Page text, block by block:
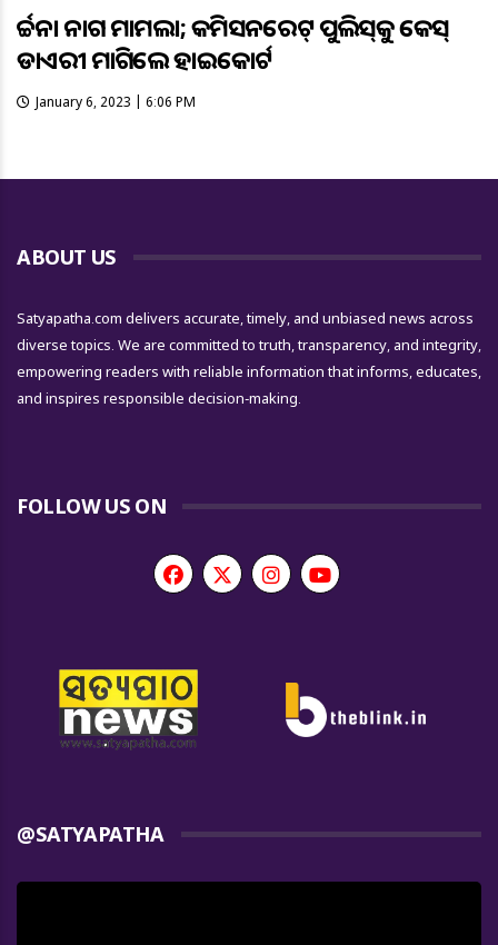
ଅର୍ଚ୍ଚନା ନାଗ ମାମଲା; କମିସନରେଟ୍‌ ପୁଲିସ୍‌କୁ କେସ୍‌
ଡାଏରୀ ମାଗିଲେ ହାଇକୋର୍ଟ
January 6, 2023 | 6:06 PM
ABOUT US
Satyapatha.com delivers accurate, timely, and unbiased news across
diverse topics. We are committed to truth, transparency, and integrity,
empowering readers with reliable information that informs, educates,
and inspires responsible decision-making.
FOLLOW US ON
@SATYAPATHA